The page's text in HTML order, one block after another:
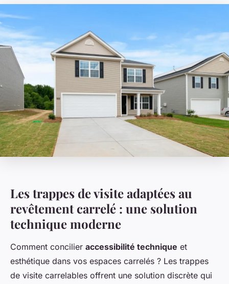
Les trappes de visite adaptées au
revêtement carrelé : une solution
technique moderne
Comment concilier accessibilité technique et
esthétique dans vos espaces carrelés ? Les trappes
de visite carrelables offrent une solution discrète qui